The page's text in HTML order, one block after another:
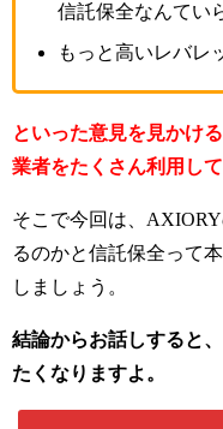
信託保全なんてい
もっと高いレバレ
といった意見を見かけ
業者をたくさん利用し
そこで今回は、
るのかと信託保全って
しましょう。
結論からお話しすると
たくなりますよ。